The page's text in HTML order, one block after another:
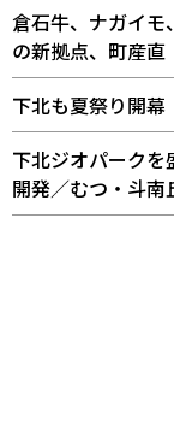
倉石牛、ナガイ
の新拠点、町産
下北も夏祭り開
下北ジオパーク
開発／むつ・斗南